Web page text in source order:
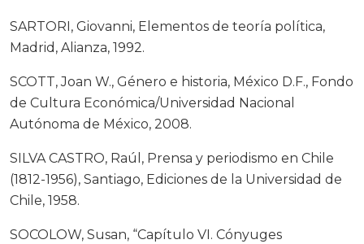
SARTORI, Giovanni, Elementos de teoría política,
Madrid, Alianza, 1992.
SCOTT, Joan W., Género e historia, México D.F., Fondo
de Cultura Económica/Universidad Nacional
Autónoma de México, 2008.
SILVA CASTRO, Raúl, Prensa y periodismo en Chile
(1812-1956), Santiago, Ediciones de la Universidad de
Chile, 1958.
SOCOLOW, Susan, “Capítulo VI. Cónyuges